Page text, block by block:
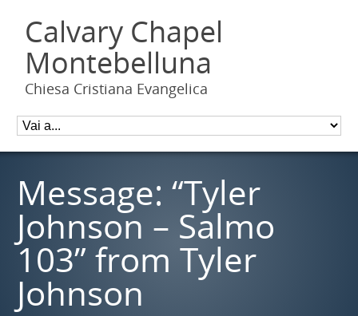
Calvary Chapel
Montebelluna
Chiesa Cristiana Evangelica
Message: “Tyler
Johnson – Salmo
103” from Tyler
Johnson